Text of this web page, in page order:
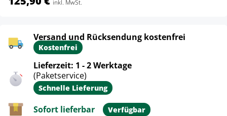
inkl. MwSt.
Versand und Rücksendung kostenfrei
Kostenfrei
Lieferzeit: 1 - 2 Werktage
(Paketservice)
Schnelle Lieferung
Sofort lieferbar Verfügbar